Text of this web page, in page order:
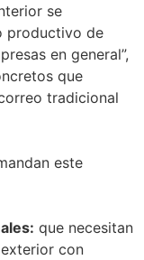
se
productivo de
en general”,
que
tradicional
este
que necesitan
con